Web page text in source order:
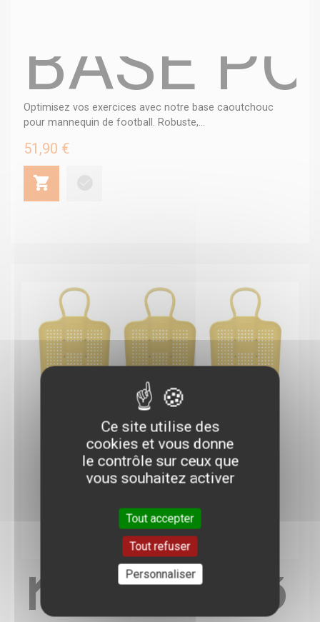
BASE
Optimisez vos exercices avec notre base caoutchouc
pour mannequin de football. Robuste,...
51,90 €
KIT DE
Ce site utilise des
cookies et vous donne
le contrôle sur ceux que
vous souhaitez activer
Tout accepter
Tout refuser
Personnaliser